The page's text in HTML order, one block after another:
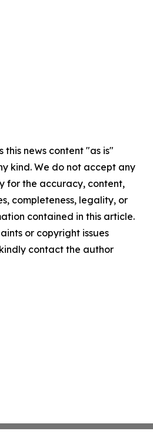
this news content "as is"
kind. We do not accept any
for the accuracy, content,
completeness, legality, or
contained in this article.
or copyright issues
contact the author